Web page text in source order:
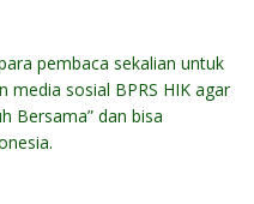
pembaca sekalian untuk
sosial BPRS HIK agar
Bersama” dan bisa